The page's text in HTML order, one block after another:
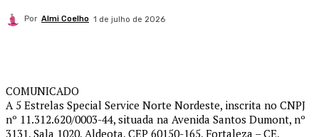
Por Almi Coelho 1 de julho de 2026
COMUNICADO
A 5 Estrelas Special Service Norte Nordeste, inscrita no CNPJ
nº 11.312.620/0003-44, situada na Avenida Santos Dumont, nº
3131, Sala 1020, Aldeota, CEP 60150-165, Fortaleza – CE,